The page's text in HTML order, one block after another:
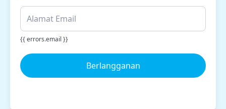
{{ errors.email }}
Berlangganan